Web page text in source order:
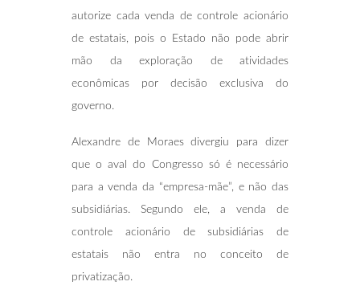
autorize cada venda de controle acionário
de estatais, pois o Estado não pode abrir
mão da exploração de atividades
econômicas por decisão exclusiva do
governo.
Alexandre de Moraes divergiu para dizer
que o aval do Congresso só é necessário
para a venda da “empresa-mãe”, e não das
subsidiárias. Segundo ele, a venda de
controle acionário de subsidiárias de
estatais não entra no conceito de
privatização.